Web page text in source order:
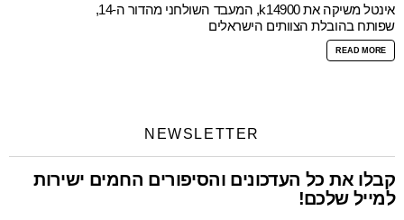
אינטל משיקה את k14900, המעבד השולחני מהדור ה-14,
שפותח בהובלת הצוותים הישראלים
READ MORE
NEWSLETTER
קבלו את כל העדכונים והסיפורים החמים ישירות
למייל שלכם!